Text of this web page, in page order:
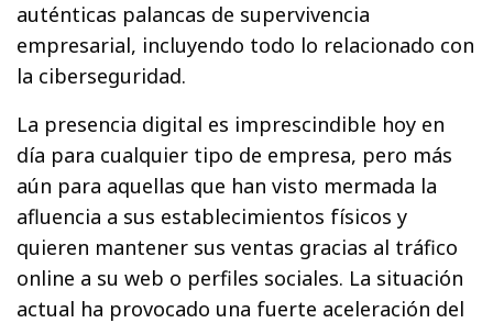
auténticas palancas de supervivencia
empresarial, incluyendo todo lo relacionado con
la ciberseguridad.
La presencia digital es imprescindible hoy en
día para cualquier tipo de empresa, pero más
aún para aquellas que han visto mermada la
afluencia a sus establecimientos físicos y
quieren mantener sus ventas gracias al tráfico
online a su web o perfiles sociales. La situación
actual ha provocado una fuerte aceleración del